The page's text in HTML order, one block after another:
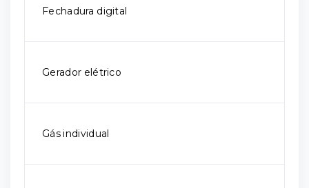
Fechadura digital
Gerador elétrico
Gás individual